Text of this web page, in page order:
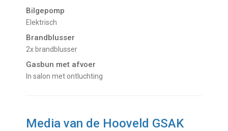
Bilgepomp
Elektrisch
Brandblusser
2x brandblusser
Gasbun met afvoer
In salon met ontluchting
Media van de Hooveld GSAK